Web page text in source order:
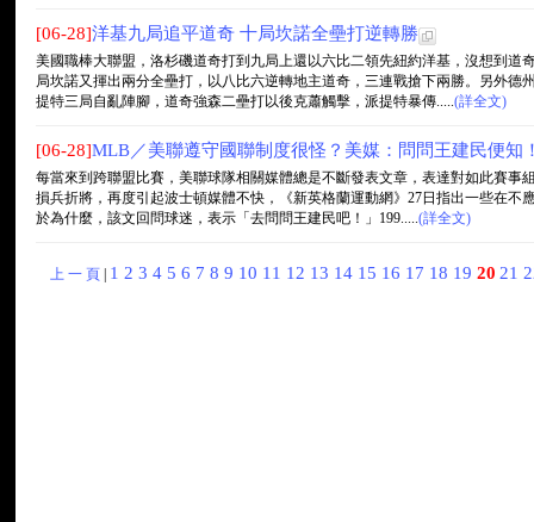
[06-28]洋基九局追平道奇 十局坎諾全壘打逆轉勝
美國職棒大聯盟，洛杉磯道奇打到九局上還以六比二領先紐約洋基，沒想到道
局坎諾又揮出兩分全壘打，以八比六逆轉地主道奇，三連戰搶下兩勝。另外德
提特三局自亂陣腳，道奇強森二壘打以後克蕭觸擊，派提特暴傳.....(詳全文)
[06-28]MLB／美聯遵守國聯制度很怪？美媒：問問王建民便知
每當來到跨聯盟比賽，美聯球隊相關媒體總是不斷發表文章，表達對如此賽事
損兵折將，再度引起波士頓媒體不快，《新英格蘭運動網》27日指出一些在不
於為什麼，該文回問球迷，表示「去問問王建民吧！」199.....(詳全文)
上 一 頁| 1 2 3 4 5 6 7 8 9 10 11 12 13 14 15 16 17 18 19 20 21